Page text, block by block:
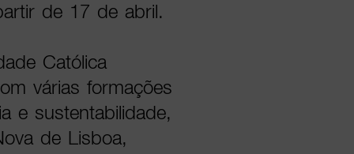
de 17 de abril.
Católica
várias formações
e sustentabilidade,
de Lisboa,